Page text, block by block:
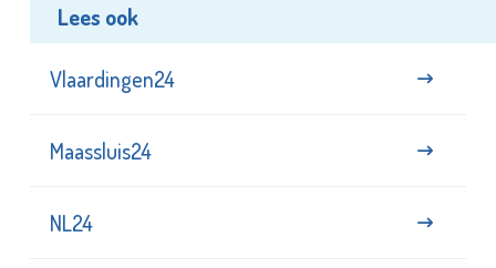
Lees ook
Vlaardingen24
Maassluis24
NL24